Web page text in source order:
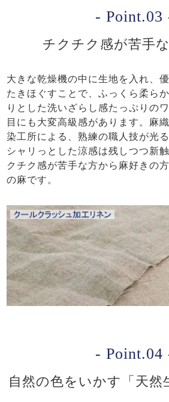
- Point.03
チクチク感が苦手
大きな乾燥機の中に生地を入れ、
たきほぐすことで、ふっくら柔ら
りとした洗いざらし感たっぷりの
目にも大変高級感があります。麻
染工所による、熟練の職人技が光
シャリっとした涼感は残しつつ新
クチク感が苦手な方から麻好きの
の麻です。
- Point.04
自然の色をいかす「天然